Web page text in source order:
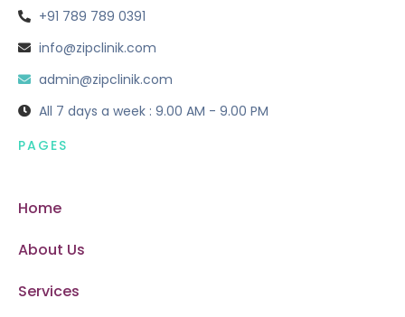
+91 789 789 0391
info@zipclinik.com
admin@zipclinik.com
All 7 days a week : 9.00 AM - 9.00 PM
PAGES
Home
About Us
Services